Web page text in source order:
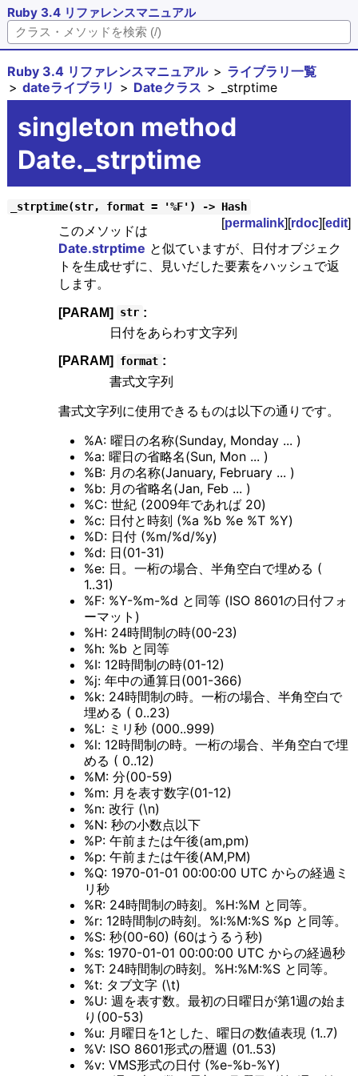
Ruby 3.4 リファレンスマニュアル
Ruby 3.4 リファレンスマニュアル
ライブラリ一覧
dateライブラリ
Dateクラス _strptime
singleton method
Date._strptime
_strptime(str, format = '%F') -> Hash
[permalink][rdoc][edit]
このメソッドは
Date.strptime と似ていますが、日付オブジェク
トを生成せずに、見いだした要素をハッシュで返
します。
[PARAM] str :
日付をあらわす文字列
[PARAM] format :
書式文字列
書式文字列に使用できるものは以下の通りです。
%A: 曜日の名称(Sunday, Monday ... )
%a: 曜日の省略名(Sun, Mon ... )
%B: 月の名称(January, February ... )
%b: 月の省略名(Jan, Feb ... )
%C: 世紀 (2009年であれば 20)
%c: 日付と時刻 (%a %b %e %T %Y)
%D: 日付 (%m/%d/%y)
%d: 日(01-31)
%e: 日。一桁の場合、半角空白で埋める (
1..31)
%F: %Y-%m-%d と同等 (ISO 8601の日付フォ
ーマット)
%H: 24時間制の時(00-23)
%h: %b と同等
%I: 12時間制の時(01-12)
%j: 年中の通算日(001-366)
%k: 24時間制の時。一桁の場合、半角空白で
埋める ( 0..23)
%L: ミリ秒 (000..999)
%l: 12時間制の時。一桁の場合、半角空白で埋
める ( 0..12)
%M: 分(00-59)
%m: 月を表す数字(01-12)
%n: 改行 (\n)
%N: 秒の小数点以下
%P: 午前または午後(am,pm)
%p: 午前または午後(AM,PM)
%Q: 1970-01-01 00:00:00 UTC からの経過ミ
リ秒
%R: 24時間制の時刻。%H:%M と同等。
%r: 12時間制の時刻。%I:%M:%S %p と同等。
%S: 秒(00-60) (60はうるう秒)
%s: 1970-01-01 00:00:00 UTC からの経過秒
%T: 24時間制の時刻。%H:%M:%S と同等。
%t: タブ文字 (\t)
%U: 週を表す数。最初の日曜日が第1週の始ま
り(00-53)
%u: 月曜日を1とした、曜日の数値表現 (1..7)
%V: ISO 8601形式の暦週 (01..53)
%v: VMS形式の日付 (%e-%b-%Y)